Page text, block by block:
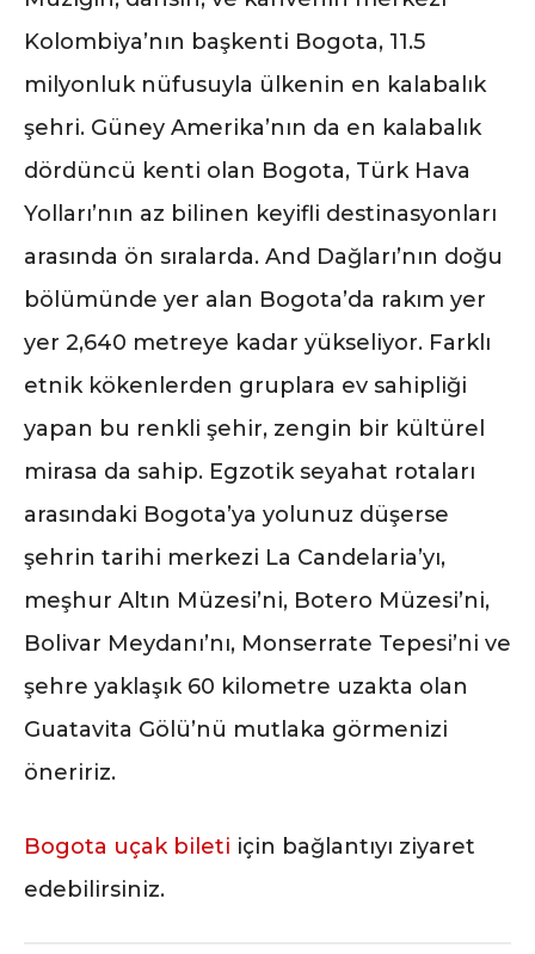
Kolombiya’nın başkenti Bogota, 11.5
milyonluk nüfusuyla ülkenin en kalabalık
şehri. Güney Amerika’nın da en kalabalık
dördüncü kenti olan Bogota, Türk Hava
Yolları’nın az bilinen keyifli destinasyonları
arasında ön sıralarda. And Dağları’nın doğu
bölümünde yer alan Bogota’da rakım yer
yer 2,640 metreye kadar yükseliyor. Farklı
etnik kökenlerden gruplara ev sahipliği
yapan bu renkli şehir, zengin bir kültürel
mirasa da sahip. Egzotik seyahat rotaları
arasındaki Bogota’ya yolunuz düşerse
şehrin tarihi merkezi La Candelaria’yı,
meşhur Altın Müzesi’ni, Botero Müzesi’ni,
Bolivar Meydanı’nı, Monserrate Tepesi’ni ve
şehre yaklaşık 60 kilometre uzakta olan
Guatavita Gölü’nü mutlaka görmenizi
öneririz.
Bogota uçak bileti için bağlantıyı ziyaret
edebilirsiniz.